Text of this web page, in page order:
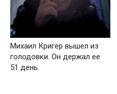
Михаил Кригер вышел из
голодовки. Он держал ее
51 день.